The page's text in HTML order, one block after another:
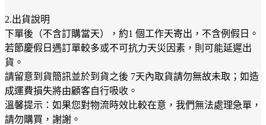
2.出貨說明
下單後（不含訂購當天），約1 個工作天寄出，不含例假日。
若節慶假日遇訂單較多或不可抗力天災因素，則可能延遲出
貨。
請留意到貨簡訊並於到貨之後 7天內取貨請勿無故未取；如造
成運費損失將由顧客自行吸收。
溫馨提示：如果您對物流時效比較在意，我們無法處理急單，
請勿購買，謝謝。